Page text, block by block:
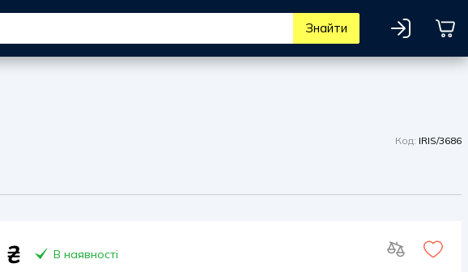
Знайти
Код: IRIS/3686
₴ В наявності